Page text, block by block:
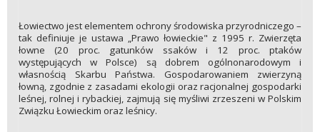
Łowiectwo jest elementem ochrony środowiska przyrodniczego –
tak definiuje je ustawa „Prawo łowieckie" z 1995 r. Zwierzęta
łowne (20 proc. gatunków ssaków i 12 proc. ptaków
występujących w Polsce) są dobrem ogólnonarodowym i
własnością Skarbu Państwa. Gospodarowaniem zwierzyną
łowną, zgodnie z zasadami ekologii oraz racjonalnej gospodarki
leśnej, rolnej i rybackiej, zajmują się myśliwi zrzeszeni w Polskim
Związku Łowieckim oraz leśnicy.